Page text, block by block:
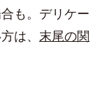
も。デリケー
は、 末尾の関